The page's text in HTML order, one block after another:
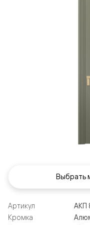
Артикул
АКП
Кромка
Выбрать